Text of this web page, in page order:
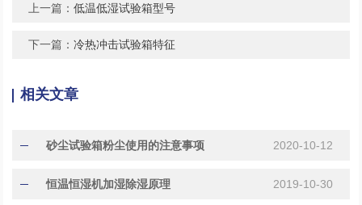
上一篇：低温低湿试验箱型号
下一篇：冷热冲击试验箱特征
相关文章
砂尘试验箱粉尘使用的注意事项 2020-10-12
恒温恒湿机加湿除湿原理 2019-10-30